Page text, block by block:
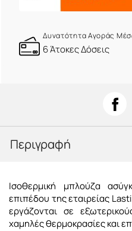
Δυνατότητα Αγοράς
6 Άτοκες Δόσεις
Περιγραφή
Iσοθερμική μπλούζα
επιπέδου της εταιρείας
εργάζονται σε
χαμηλές θερμοκρασίες και